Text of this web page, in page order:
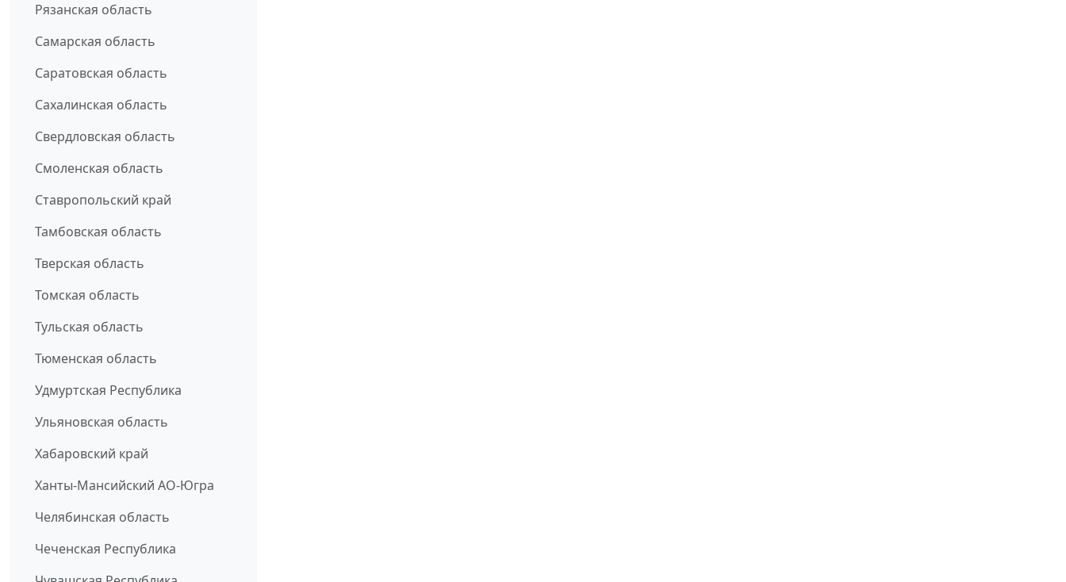
Рязанская область
Самарская область
Саратовская область
Сахалинская область
Свердловская область
Смоленская область
Ставропольский край
Тамбовская область
Тверская область
Томская область
Тульская область
Тюменская область
Удмуртская Республика
Ульяновская область
Хабаровский край
Ханты-Мансийский АО-Югра
Челябинская область
Чеченская Республика